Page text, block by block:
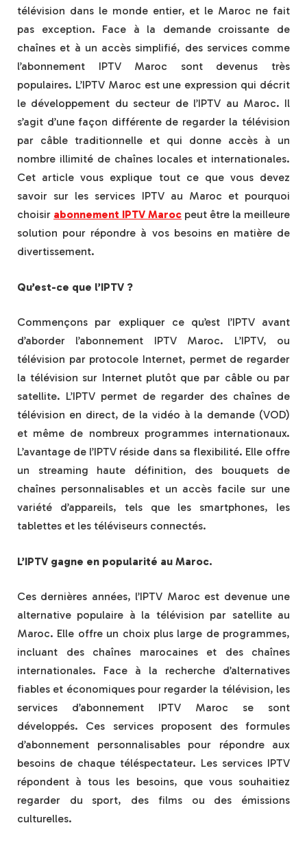
télévision dans le monde entier, et le Maroc ne fait
pas exception. Face à la demande croissante de
chaînes et à un accès simplifié, des services comme
l’abonnement IPTV Maroc sont devenus très
populaires. L’IPTV Maroc est une expression qui décrit
le développement du secteur de l’IPTV au Maroc. Il
s’agit d’une façon différente de regarder la télévision
par câble traditionnelle et qui donne accès à un
nombre illimité de chaînes locales et internationales.
Cet article vous explique tout ce que vous devez
savoir sur les services IPTV au Maroc et pourquoi
choisir abonnement IPTV Maroc peut être la meilleure
solution pour répondre à vos besoins en matière de
divertissement.
Qu’est-ce que l’IPTV ?
Commençons par expliquer ce qu’est l’IPTV avant
d’aborder l’abonnement IPTV Maroc. L’IPTV, ou
télévision par protocole Internet, permet de regarder
la télévision sur Internet plutôt que par câble ou par
satellite. L’IPTV permet de regarder des chaînes de
télévision en direct, de la vidéo à la demande (VOD)
et même de nombreux programmes internationaux.
L’avantage de l’IPTV réside dans sa flexibilité. Elle offre
un streaming haute définition, des bouquets de
chaînes personnalisables et un accès facile sur une
variété d’appareils, tels que les smartphones, les
tablettes et les téléviseurs connectés.
L’IPTV gagne en popularité au Maroc.
Ces dernières années, l’IPTV Maroc est devenue une
alternative populaire à la télévision par satellite au
Maroc. Elle offre un choix plus large de programmes,
incluant des chaînes marocaines et des chaînes
internationales. Face à la recherche d’alternatives
fiables et économiques pour regarder la télévision, les
services d’abonnement IPTV Maroc se sont
développés. Ces services proposent des formules
d’abonnement personnalisables pour répondre aux
besoins de chaque téléspectateur. Les services IPTV
répondent à tous les besoins, que vous souhaitiez
regarder du sport, des films ou des émissions
culturelles.